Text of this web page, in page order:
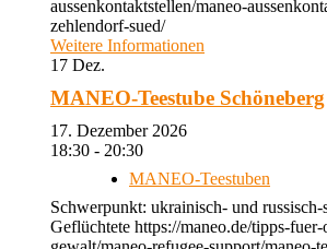
aussenkontaktstellen/maneo-
zehlendorf-sued/
Weitere Informationen
17 Dez.
MANEO-Teestube Schöneberg
17. Dezember 2026
18:30 - 20:30
MANEO-Teestuben
Schwerpunkt: ukrainisch- und russisch-
Geflüchtete https://maneo.de/tipps-